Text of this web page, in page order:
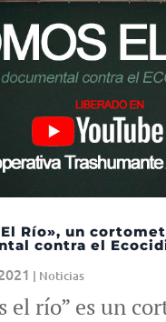
El Río», un
contra el
| Noticias
el río” es un